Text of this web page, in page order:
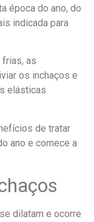
época do ano, do
indicada para
frias, as
os inchaços e
elásticas
de tratar
ano e comece a
dilatam e ocorre